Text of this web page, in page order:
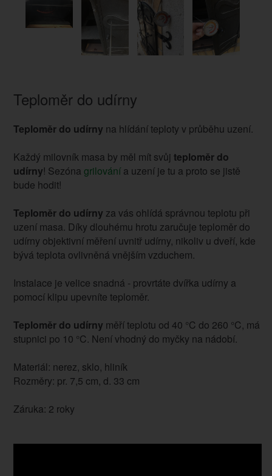
Teploměr do udírny
Teploměr do udírny na hlídání teploty v průběhu uzení.
Každý milovník masa by měl mít svůj teploměr do
udírny! Sezóna grilovánía uzení je tu a proto se jistě
bude hodit!
Teploměr do udírny za vás ohlídá správnou teplotu při
uzení masa. Díky dlouhému hrotu zaručuje teploměr do
udírny objektivní měření uvnitř udírny, nikoliv u dveří, kde
bývá teplota ovlivněná vnějším vzduchem.
Instalace je velice snadná - provrtáte dvířka udírny a
pomocí klipu upevníte teploměr.
Teploměr do udírny měří teplotu od 40 °C do 260 °C, má
stupnici po 10 °C. Není vhodný do myčky na nádobí.
Materiál: nerez, sklo, hliník
Rozměry: pr. 7,5 cm, d. 33 cm
Záruka: 2 roky